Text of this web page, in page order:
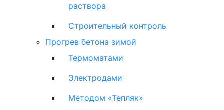
раствора
Строительный контроль
Прогрев бетона зимой
Термоматами
Электродами
Методом «Тепляк»